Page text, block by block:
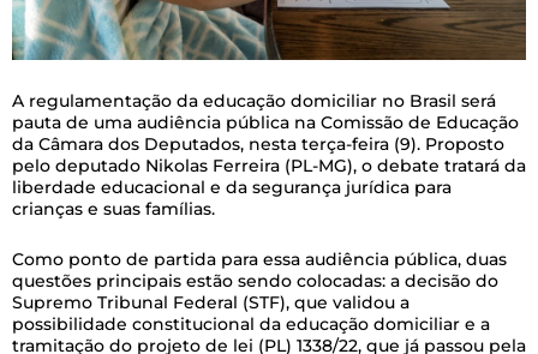
A regulamentação da educação domiciliar no Brasil será
pauta de uma audiência pública na Comissão de Educação
da Câmara dos Deputados, nesta terça-feira (9). Proposto
pelo deputado Nikolas Ferreira (PL-MG), o debate tratará da
liberdade educacional e da segurança jurídica para
crianças e suas famílias.
Como ponto de partida para essa audiência pública, duas
questões principais estão sendo colocadas: a decisão do
Supremo Tribunal Federal (STF), que validou a
possibilidade constitucional da educação domiciliar e a
tramitação do projeto de lei (PL) 1338/22, que já passou pela